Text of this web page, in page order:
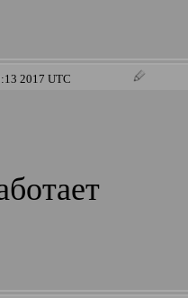
2017 UTC